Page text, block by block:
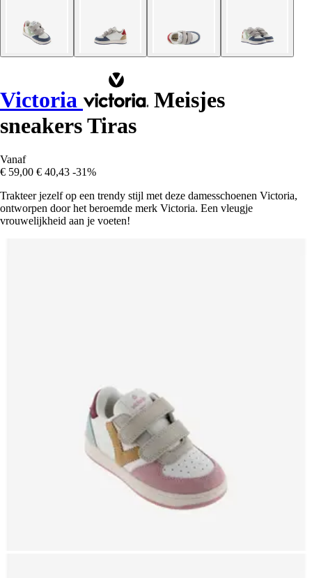
Victoria
Meisjes
sneakers Tiras
Vanaf
€ 59,00 € 40,43 -31%
Trakteer jezelf op een trendy stijl met deze damesschoenen Victoria,
ontworpen door het beroemde merk Victoria. Een vleugje
vrouwelijkheid aan je voeten!